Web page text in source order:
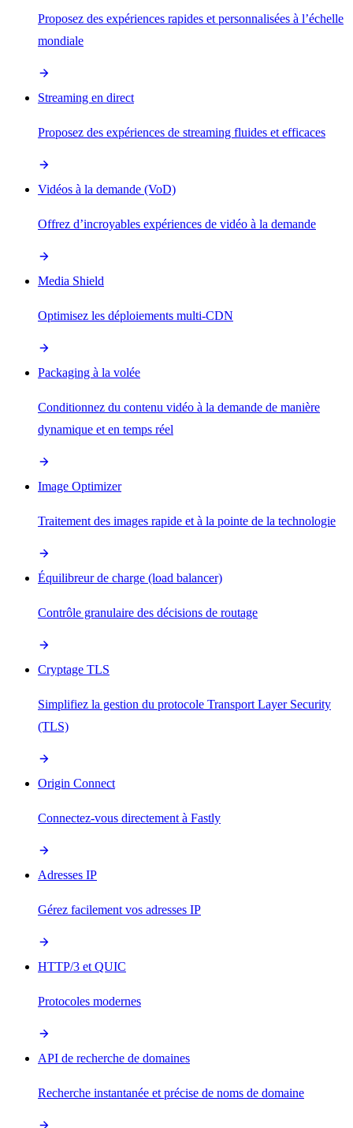
Proposez des expériences rapides et personnalisées à l’échelle
mondiale
Streaming en direct
Proposez des expériences de streaming fluides et efficaces
Vidéos à la demande (VoD)
Offrez d’incroyables expériences de vidéo à la demande
Media Shield
Optimisez les déploiements multi-CDN
Packaging à la volée
Conditionnez du contenu vidéo à la demande de manière
dynamique et en temps réel
Image Optimizer
Traitement des images rapide et à la pointe de la technologie
Équilibreur de charge (load balancer)
Contrôle granulaire des décisions de routage
Cryptage TLS
Simplifiez la gestion du protocole Transport Layer Security
(TLS)
Origin Connect
Connectez-vous directement à Fastly
Adresses IP
Gérez facilement vos adresses IP
HTTP/3 et QUIC
Protocoles modernes
API de recherche de domaines
Recherche instantanée et précise de noms de domaine